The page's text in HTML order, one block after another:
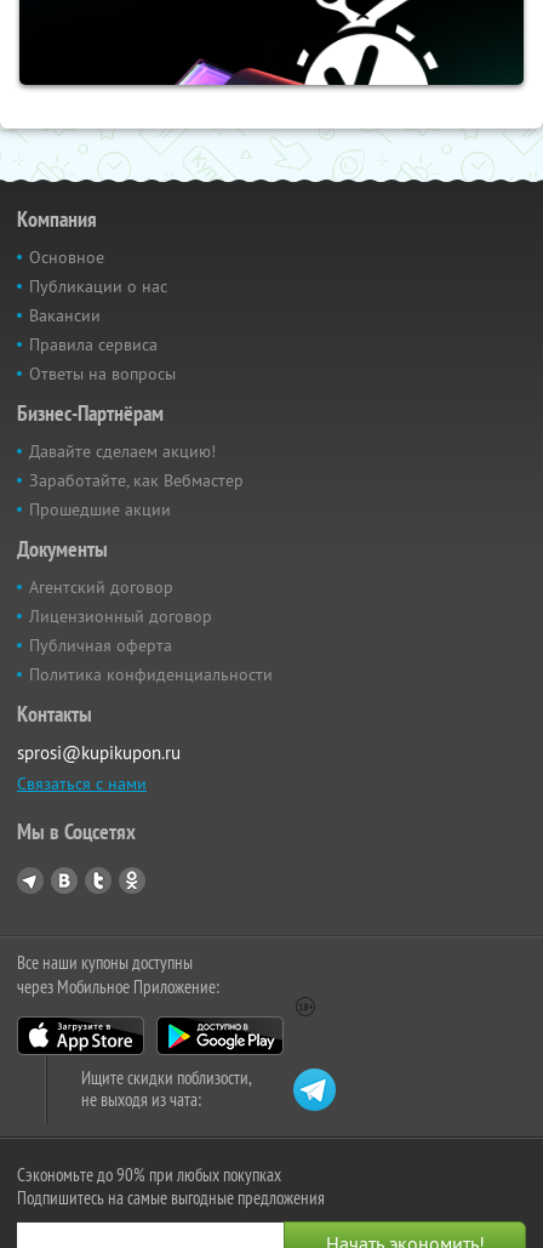
Компания
Основное
Публикации о нас
Вакансии
Правила сервиса
Ответы на вопросы
Бизнес-Партнёрам
Давайте сделаем акцию!
Заработайте, как Вебмастер
Прошедшие акции
Документы
Агентский договор
Лицензионный договор
Публичная оферта
Политика конфиденциальности
Контакты
sprosi@kupikupon.ru
Связаться с нами
Мы в Соцсетях
Все наши купоны доступны
через Мобильное Приложение:
Ищите скидки поблизости,
не выходя из чата:
Сэкономьте до 90% при любых покупках
Подпишитесь на самые выгодные предложения